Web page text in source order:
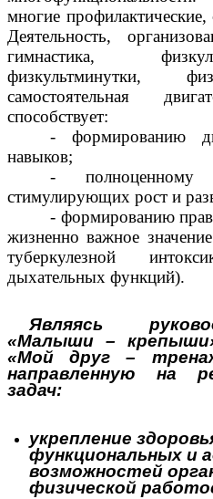
многие
Деятельность,
гимнастика,
физкультминутки,
самостоятельная
способствует:
- формированию
навыков;
- полноценному
стимулирующих рост и
- формированию
жизненно важное
туберкулезной
дыхательных функций).
Являясь
«Малыши –
«Мой друг –
направленную на
задач:
укрепление
функциональных и
возможностей
физической